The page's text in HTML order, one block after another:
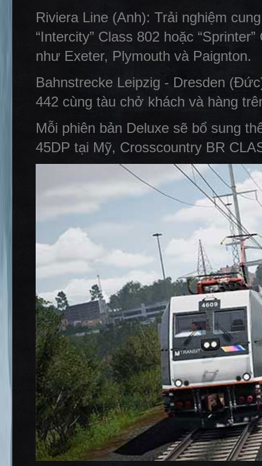
Riviera Line (Anh): Trải nghiệm
“Intercity” Class 802 hoặc
như Exeter, Plymouth và Paignton.
Bahnstrecke Leipzig - Dresden
442 cùng tàu chở khách và hàng
Mỗi phiên bản Deluxe sẽ bổ sung
45DP tại Mỹ, Crosscountry BR